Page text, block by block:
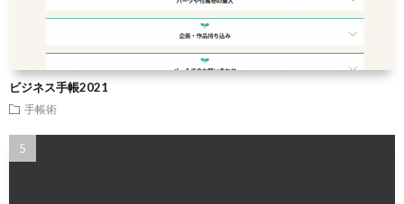
ビジネス手帳2021
手帳術